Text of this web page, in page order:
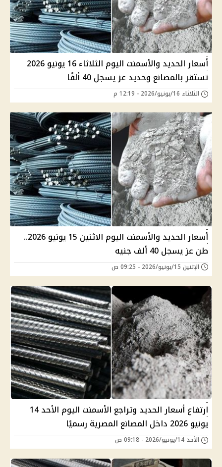
أسعار الحديد والأسمنت اليوم الثلاثاء 16 يونيو 2026
تستقر بالمصانع وحديد عز يسجل 40 ألفًا
الثلاثاء 16/يونيو/2026 - 12:19 م
أسعار الحديد والأسمنت اليوم الاثنين 15 يونيو 2026..
طن عز يسجل 40 ألف جنيه
الإثنين 15/يونيو/2026 - 09:25 ص
ارتفاع أسعار الحديد وتراجع الأسمنت اليوم الأحد 14
يونيو 2026 داخل المصانع المصرية رسميًا
الأحد 14/يونيو/2026 - 09:18 ص